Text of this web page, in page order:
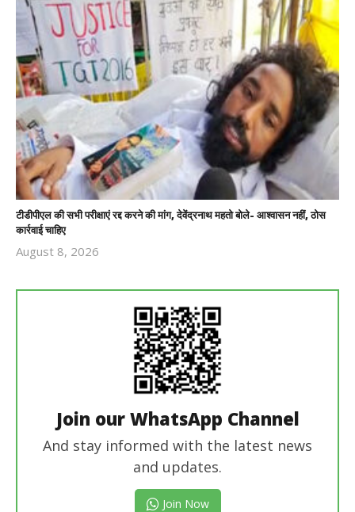
टीडीपीएल की सभी परीक्षाएं रद्द करने की मांग, देवेंद्रनाथ महतो बोले- आश्वासन नहीं, ठोस
कार्रवाई चाहिए
August 8, 2026
Join our WhatsApp Channel
And stay informed with the latest news
and updates.
Join Now